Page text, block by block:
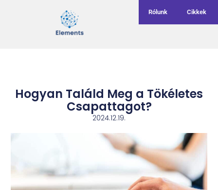
Rólunk Cikkek
Hogyan Találd Meg a Tökéletes
Csapattagot?
2024.12.19.